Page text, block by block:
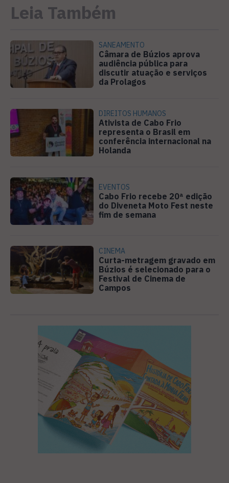
Leia Também
SANEAMENTO
Câmara de Búzios aprova
audiência pública para
discutir atuação e serviços
da Prolagos
DIREITOS HUMANOS
Ativista de Cabo Frio
representa o Brasil em
conferência internacional na
Holanda
EVENTOS
Cabo Frio recebe 20ª edição
do Diveneta Moto Fest neste
fim de semana
CINEMA
Curta-metragem gravado em
Búzios é selecionado para o
Festival de Cinema de
Campos